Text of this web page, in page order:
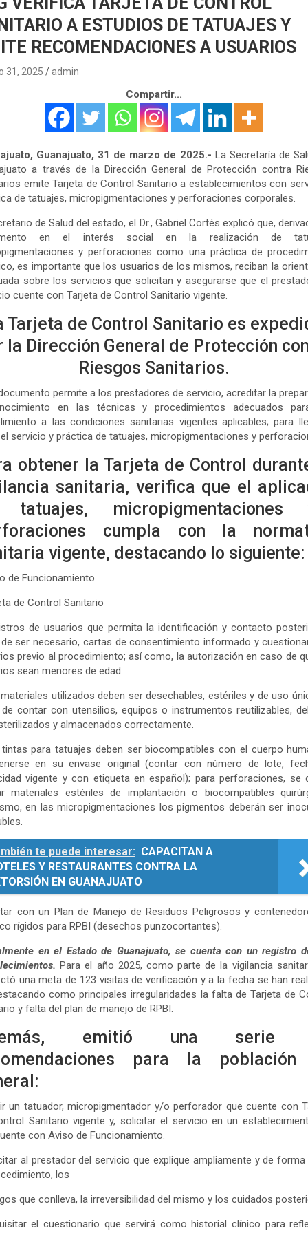
A ESTUDIOS DE TATUAJES Y
RECOMENDACIONES A USUARIOS
31, 2025 admin
Compartir...
Guanajuato, 31 de marzo de 2025.- La Secretaría de
a través de la Dirección General de Protección contra
emite Tarjeta de Control Sanitario a establecimientos con
de tatuajes, micropigmentaciones y perforaciones corporales.
de Salud del estado, el Dr., Gabriel Cortés explicó que,
en el interés social en la realización de
y perforaciones como una práctica de
es importante que los usuarios de los mismos, reciban la
sobre los servicios que solicitan y asegurarse que el
cuente con Tarjeta de Control Sanitario vigente.
Tarjeta de Control Sanitario es
la Dirección General de Protección
Riesgos Sanitarios.
permite a los prestadores de servicio, acreditar la
en las técnicas y procedimientos adecuados
a las condiciones sanitarias vigentes aplicables; para
servicio y práctica de tatuajes, micropigmentaciones y
obtener la Tarjeta de Control
sanitaria, verifica que el
tatuajes, micropigmentaciones
cumpla con la
vigente, destacando lo siguiente:
de Funcionamiento
de Control Sanitario
de usuarios que permita la identificación y contacto
ser necesario, cartas de consentimiento informado y
previo al procedimiento; así como, la autorización en caso de
sean menores de edad.
materiales utilizados deben ser desechables, estériles y de uso
contar con utensilios, equipos o instrumentos reutilizables,
y almacenados correctamente.
tintas para tatuajes deben ser biocompatibles con el cuerpo
en su envase original (contar con número de lote,
vigente y con etiqueta en español); para perforaciones, se
materiales estériles de implantación o biocompatibles
en las micropigmentaciones los pigmentos deberán ser
te puede interesar: CAPACITAN A
Y RESTAURANTES CONTRA LA
EN GUANAJUATO
con un Plan de Manejo de Residuos Peligrosos y
rígidos para RPBI (desechos punzocortantes).
en el Estado de Guanajuato, se cuenta con un registro
Para el año 2025, como parte de la vigilancia
una meta de 123 visitas de verificación y a la fecha se han
como principales irregularidades la falta de Tarjeta de
y falta del plan de manejo de RPBI.
emitió una serie
para la población
un tatuador, micropigmentador y/o perforador que cuente con
Sanitario vigente y, solicitar el servicio en un
con Aviso de Funcionamiento.
al prestador del servicio que explique ampliamente y de forma
los
que conlleva, la irreversibilidad del mismo y los cuidados
el cuestionario que servirá como historial clínico para